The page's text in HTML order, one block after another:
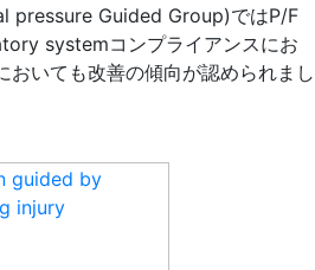
pressure Guided Group)ではP/F
systemコンプライアンスにお
おいても改善の傾向が認められまし